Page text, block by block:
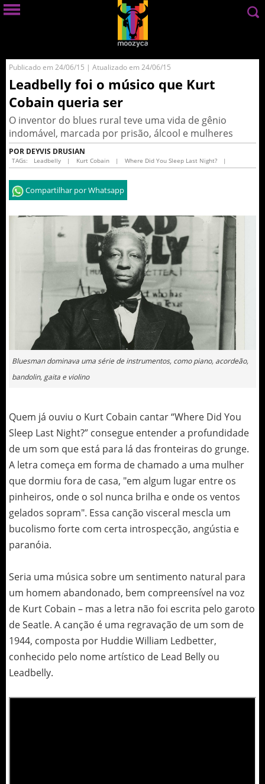
Publicado em 24/06/15 | Atualizado em 24/06/15
Leadbelly foi o músico que Kurt
Cobain queria ser
O inventor do blues rural teve uma vida de gênio
indomável, marcada por prisão, álcool e mulheres
POR DEYVIS DRUSIAN
TAGs: Leadbelly | Kurt Cobain | Where Did You Sleep Last Night? |
Compartilhar por Whatsapp
Bluesman dominava uma série de instrumentos, como piano, acordeão,
bandolin, gaita e violino
Quem já ouviu o Kurt Cobain cantar “Where Did You
Sleep Last Night?” consegue entender a profundidade
de um som que está para lá das fronteiras do grunge.
A letra começa em forma de chamado a uma mulher
que dormiu fora de casa, "em algum lugar entre os
pinheiros, onde o sol nunca brilha e onde os ventos
gelados sopram". Essa canção visceral mescla um
bucolismo forte com certa introspecção, angústia e
paranóia.
Seria uma música sobre um sentimento natural para
um homem abandonado, bem compreensível na voz
de Kurt Cobain – mas a letra não foi escrita pelo garoto
de Seatle. A canção é uma regravação de um som de
1944, composta por Huddie William Ledbetter,
conhecido pelo nome artístico de Lead Belly ou
Leadbelly.